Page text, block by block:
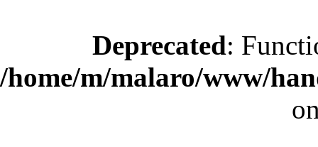
Deprecated:
/home/m/malaro/www/